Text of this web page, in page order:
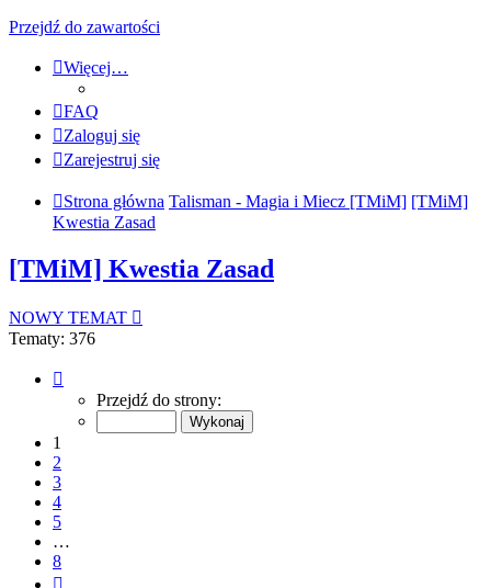
Przejdź do zawartości
Więcej…
FAQ
Zaloguj się
Zarejestruj się
Strona główna Talisman - Magia i Miecz [TMiM] [TMiM]
Kwestia Zasad
[TMiM] Kwestia Zasad
NOWY TEMAT
Tematy: 376
Przejdź do strony:
1
2
3
4
5
…
8